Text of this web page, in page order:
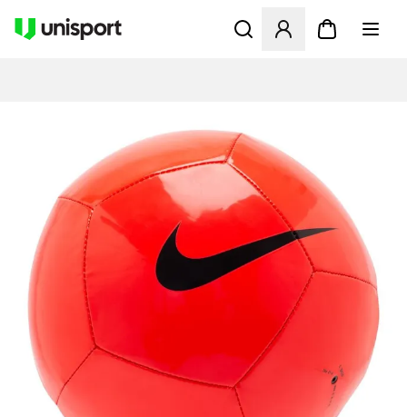
Öffnet ein Fenster zum